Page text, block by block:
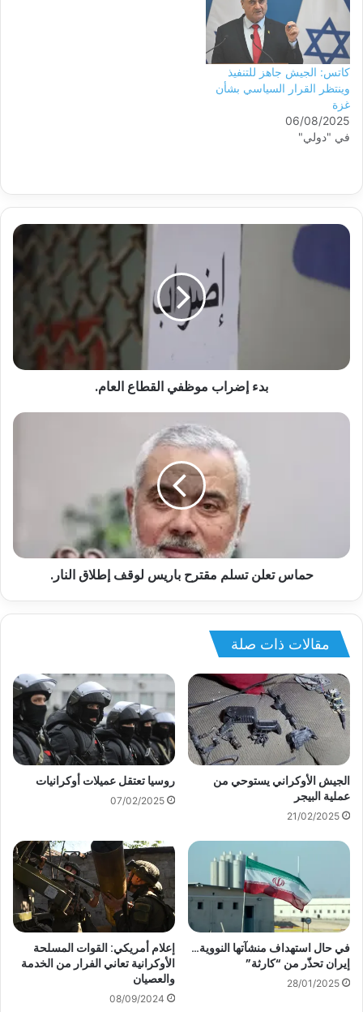
كاتس: الجيش جاهز للتنفيذ
وينتظر القرار السياسي بشأن
غزة
06/08/2025
في "دولي"
بدء إضراب موظفي القطاع العام.
حماس تعلن تسلم مقترح باريس لوقف إطلاق النار.
مقالات ذات صلة
الجيش الأوكراني يستوحي من
عملية البيجر
21/02/2025
روسيا تعتقل عميلات أوكرانيات
07/02/2025
في حال استهداف منشآتها النووية…
إيران تحذّر من “كارثة”
28/01/2025
إعلام أمريكي: القوات المسلحة
الأوكرانية تعاني الفرار من الخدمة
والعصيان
08/09/2024